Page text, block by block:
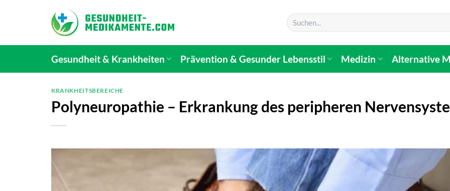
Gesundheit & Krankheiten Prävention & Gesunder Lebensstil Medizin Alternative
KRANKHEITSBEREICHE
Polyneuropathie – Erkrankung des peripheren